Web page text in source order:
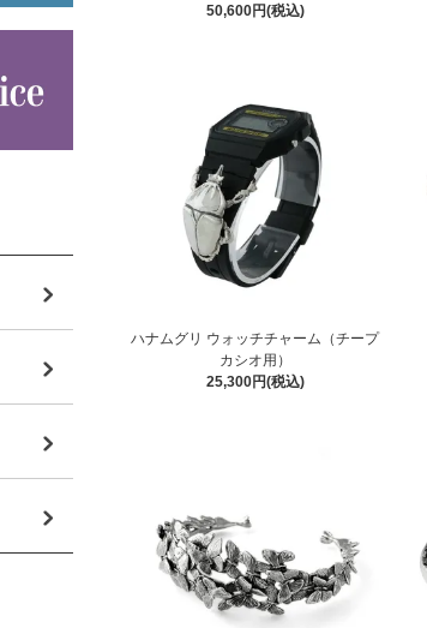
50,600円(税込)
ハナムグリ ウォッチチャーム（チープ
カシオ用）
25,300円(税込)